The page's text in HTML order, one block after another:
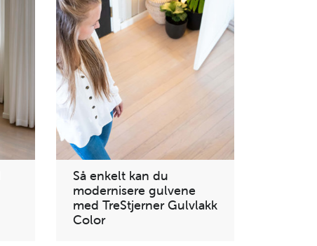
Så enkelt kan du
modernisere gulvene
med TreStjerner Gulvlakk
Color